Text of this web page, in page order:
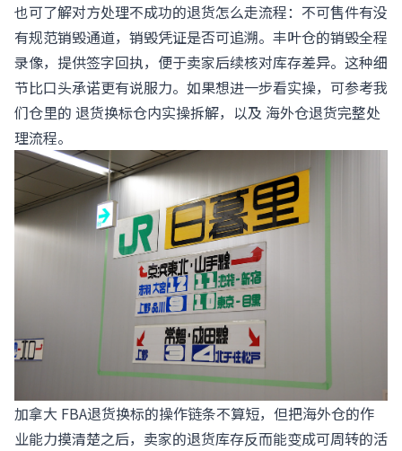
也可了解对方处理不成功的退货怎么走流程：不可售件有没
有规范销毁通道，销毁凭证是否可追溯。丰叶仓的销毁全程
录像，提供签字回执，便于卖家后续核对库存差异。这种细
节比口头承诺更有说服力。如果想进一步看实操，可参考我
们仓里的 退货换标仓内实操拆解，以及 海外仓退货完整处
理流程。
加拿大 FBA退货换标的操作链条不算短，但把海外仓的作
业能力摸清楚之后，卖家的退货库存反而能变成可周转的活